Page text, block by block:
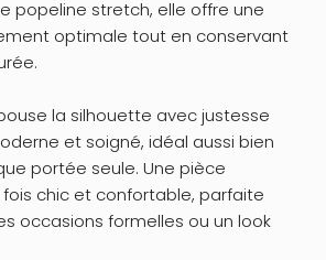
popeline stretch, elle offre une
optimale tout en conservant
la silhouette avec justesse
et soigné, idéal aussi bien
portée seule. Une pièce
chic et confortable, parfaite
occasions formelles ou un look